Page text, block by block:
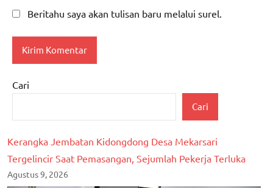
Beritahu saya akan tulisan baru melalui surel.
Cari
Cari
Kerangka Jembatan Kidongdong Desa Mekarsari
Tergelincir Saat Pemasangan, Sejumlah Pekerja Terluka
Agustus 9, 2026